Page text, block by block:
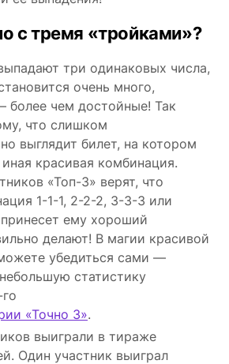
с тремя «тройками»?
три одинаковых числа,
очень много,
чем достойные! Так
что слишком
выглядит билет, на котором
красивая комбинация.
«Топ-3» верят, что
1-1-1, 2-2-2, 3-3-3 или
ему хороший
делают! В магии красивой
убедиться сами —
статистику
«Точно 3».
выиграли в тираже
Один участник выиграл